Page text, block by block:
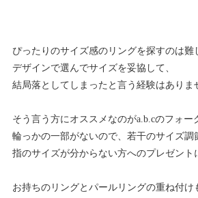
ぴったりのサイズ感のリングを探すのは難
デザインで選んでサイズを妥協して、
結局落としてしまったと言う経験はありま
そう言う方にオススメなのがa.b.cのフォー
輪っかの一部がないので、若干のサイズ調
指のサイズが分からない方へのプレゼント
お持ちのリングとパールリングの重ね付け